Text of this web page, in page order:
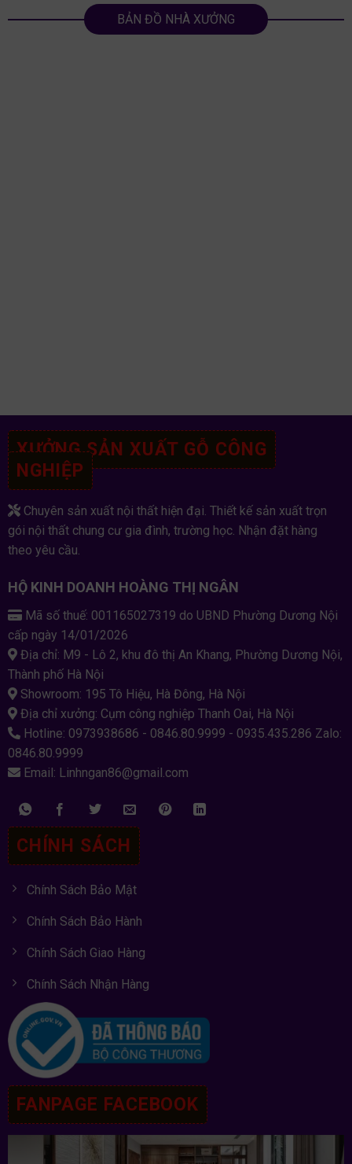
BẢN ĐỒ NHÀ XƯỞNG
XƯỞNG SẢN XUẤT GỖ CÔNG
NGHIỆP
Chuyên sản xuất nội thất hiện đại. Thiết kế sản xuất trọn
gói nội thất chung cư gia đình, trường học. Nhận đặt hàng
theo yêu cầu.
HỘ KINH DOANH HOÀNG THỊ NGÂN
Mã số thuế: 001165027319 do UBND Phường Dương Nội
cấp ngày 14/01/2026
Địa chỉ: M9 - Lô 2, khu đô thị An Khang, Phường Dương Nội,
Thành phố Hà Nội
Showroom: 195 Tô Hiệu, Hà Đông, Hà Nội
Địa chỉ xưởng: Cụm công nghiệp Thanh Oai, Hà Nội
Hotline: 0973938686 - 0846.80.9999 - 0935.435.286 Zalo:
0846.80.9999
Email: Linhngan86@gmail.com
CHÍNH SÁCH
Chính Sách Bảo Mật
Chính Sách Bảo Hành
Chính Sách Giao Hàng
Chính Sách Nhận Hàng
FANPAGE FACEBOOK